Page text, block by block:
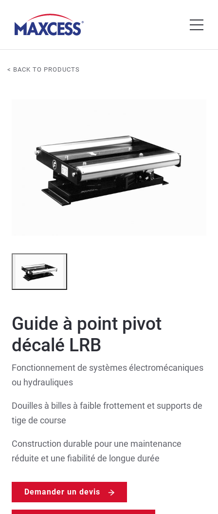
< BACK TO PRODUCTS
Guide à point pivot
décalé LRB
Fonctionnement de systèmes électromécaniques
ou hydrauliques
Douilles à billes à faible frottement et supports de
tige de course
Construction durable pour une maintenance
réduite et une fiabilité de longue durée
Demander un devis